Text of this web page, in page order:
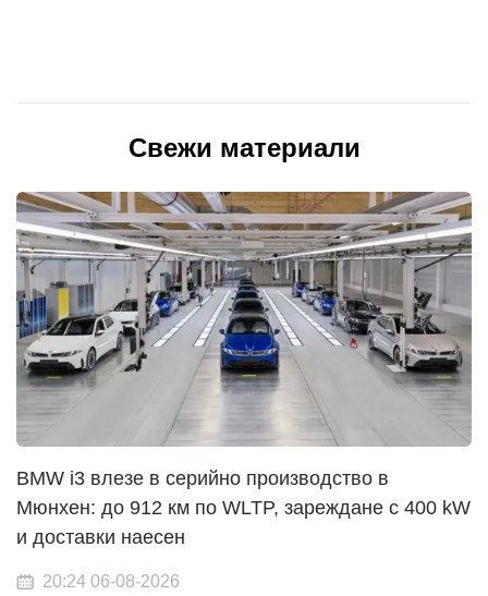
Свежи материали
BMW i3 влезе в серийно производство в
Мюнхен: до 912 км по WLTP, зареждане с 400 kW
и доставки наесен
20:24 06-08-2026